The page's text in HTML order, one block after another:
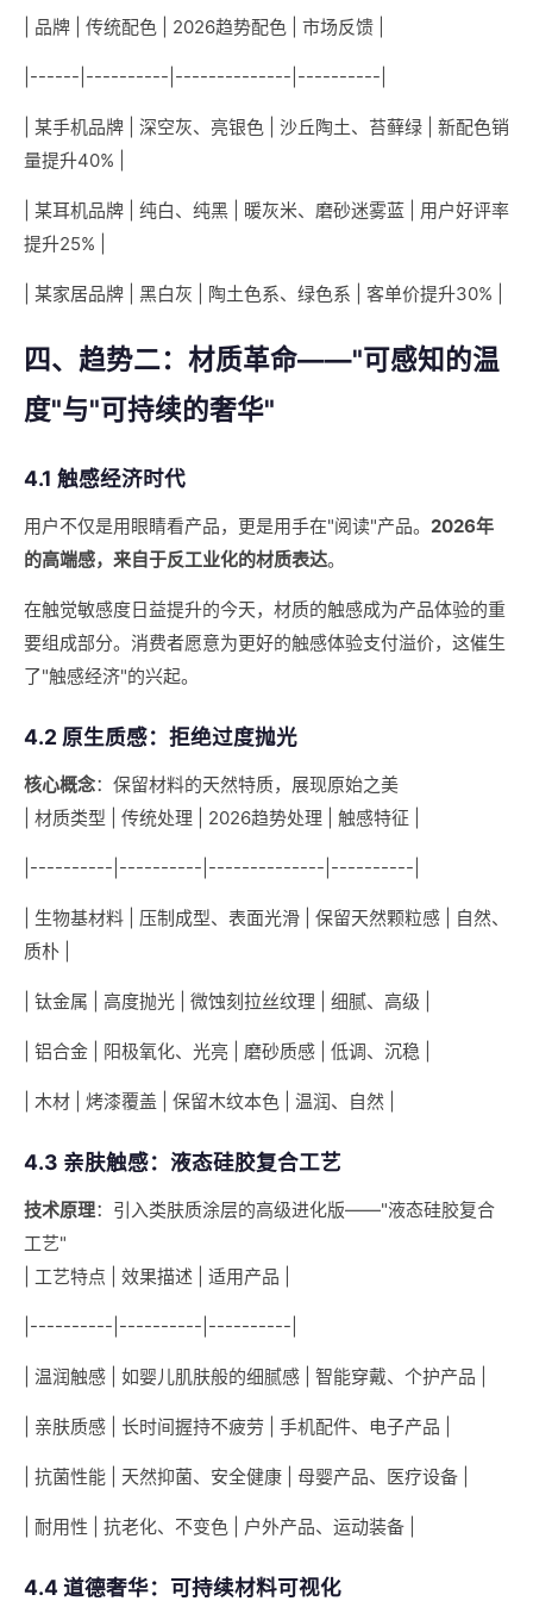
| 品牌 | 传统配色 | 2026趋势配色 | 市场反馈 |
|------|----------|--------------|----------|
| 某手机品牌 | 深空灰、亮银色 | 沙丘陶土、苔藓绿 | 新配色销
量提升40% |
| 某耳机品牌 | 纯白、纯黑 | 暖灰米、磨砂迷雾蓝 | 用户好评率
提升25% |
| 某家居品牌 | 黑白灰 | 陶土色系、绿色系 | 客单价提升30% |
四、趋势二：材质革命——"可感知的温
度"与"可持续的奢华"
4.1 触感经济时代
用户不仅是用眼睛看产品，更是用手在"阅读"产品。 2026年
的高端感，来自于反工业化的材质表达。
在触觉敏感度日益提升的今天，材质的触感成为产品体验的重
要组成部分。消费者愿意为更好的触感体验支付溢价，这催生
了"触感经济"的兴起。
4.2 原生质感：拒绝过度抛光
核心概念：保留材料的天然特质，展现原始之美
| 材质类型 | 传统处理 | 2026趋势处理 | 触感特征 |
|----------|----------|--------------|----------|
| 生物基材料 | 压制成型、表面光滑 | 保留天然颗粒感 | 自然、
质朴 |
| 钛金属 | 高度抛光 | 微蚀刻拉丝纹理 | 细腻、高级 |
| 铝合金 | 阳极氧化、光亮 | 磨砂质感 | 低调、沉稳 |
| 木材 | 烤漆覆盖 | 保留木纹本色 | 温润、自然 |
4.3 亲肤触感：液态硅胶复合工艺
技术原理：引入类肤质涂层的高级进化版——"液态硅胶复合
工艺"
| 工艺特点 | 效果描述 | 适用产品 |
|----------|----------|----------|
| 温润触感 | 如婴儿肌肤般的细腻感 | 智能穿戴、个护产品 |
| 亲肤质感 | 长时间握持不疲劳 | 手机配件、电子产品 |
| 抗菌性能 | 天然抑菌、安全健康 | 母婴产品、医疗设备 |
| 耐用性 | 抗老化、不变色 | 户外产品、运动装备 |
4.4 道德奢华：可持续材料可视化